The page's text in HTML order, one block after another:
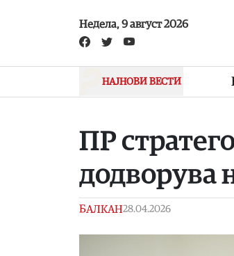
Недела, 9 август 2026
НАЈНОВИ ВЕСТИ
ПР
додворува
БАЛКАН28.04.2026